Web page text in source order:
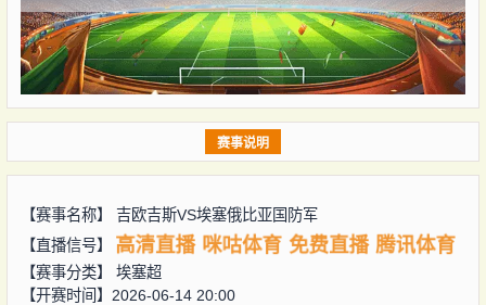
赛事说明
【赛事名称】 吉欧吉斯VS埃塞俄比亚国防军
【直播信号】
高清直播 咪咕体育 免费直播 腾讯体育
【赛事分类】 埃塞超
【开赛时间】2026-06-14 20:00